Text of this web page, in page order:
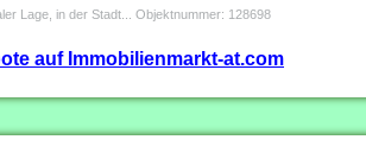
Lage, in der Stadt... Objektnummer: 128698
auf Immobilienmarkt-at.com